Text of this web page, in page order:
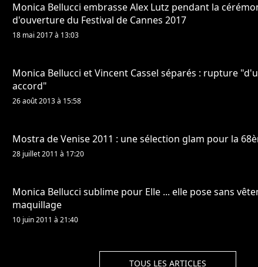
Monica Bellucci embrasse Alex Lutz pendant la
d'ouverture du Festival de Cannes 2017
18 mai 2017 à 13:03
Monica Bellucci et Vincent Cassel séparés : rupture
accord"
26 août 2013 à 15:58
Mostra de Venise 2011 : une sélection glam pour la
28 juillet 2011 à 17:20
Monica Bellucci sublime pour Elle ... elle pose sans
maquillage
10 juin 2011 à 21:40
TOUS LES ARTICLES